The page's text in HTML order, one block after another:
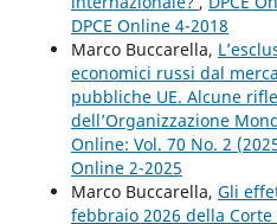
DPCE Online 4-2018
Marco Buccarella,
economici russi dal
pubbliche UE. Alcune
dell’Organizzazione
Online: Vol. 70 No. 2
Online 2-2025
Marco Buccarella, Gli
febbraio 2026 della